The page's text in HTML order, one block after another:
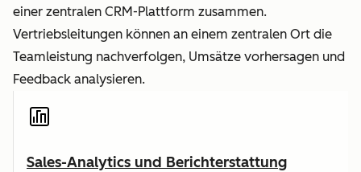
einer zentralen CRM-Plattform zusammen.
Vertriebsleitungen können an einem zentralen Ort die
Teamleistung nachverfolgen, Umsätze vorhersagen und
Feedback analysieren.
Sales-Analytics und Berichterstattung